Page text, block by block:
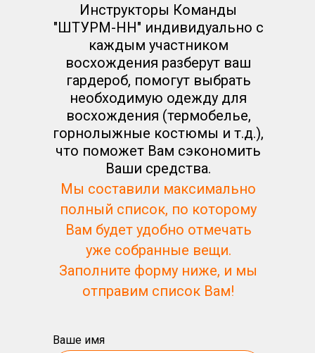
Инструкторы Команды
"ШТУРМ-НН" индивидуально с
каждым участником
восхождения разберут ваш
гардероб, помогут выбрать
необходимую одежду для
восхождения (термобелье,
горнолыжные костюмы и т.д.),
что поможет Вам сэкономить
Ваши средства.
Ваше имя
Мы составили максимально
полный список, по которому
Вам будет удобно отмечать
уже собранные вещи.
Заполните форму ниже, и мы
отправим список Вам!